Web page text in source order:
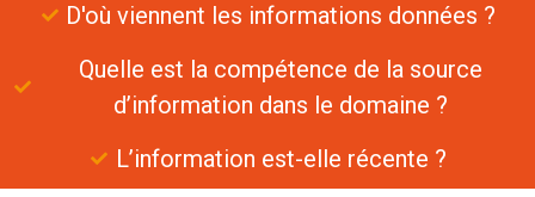
D'où viennent les informations données ?
Quelle est la compétence de la source
d’information dans le domaine ?
L’information est-elle récente ?